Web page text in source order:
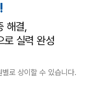
해결,
로 실력 완성
로 상이할 수 있습니다.